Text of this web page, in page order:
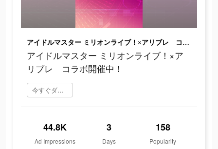
アイドルマスター ミリオンライブ！×アリブレ コラボ開催中！
アイドルマスター ミリオンライブ！×ア
リブレ コラボ開催中！
今すぐダウンロード
44.8K
Ad Impressions
3
Days
158
Popularity